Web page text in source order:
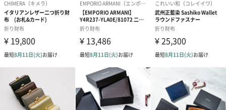
あり（280円）